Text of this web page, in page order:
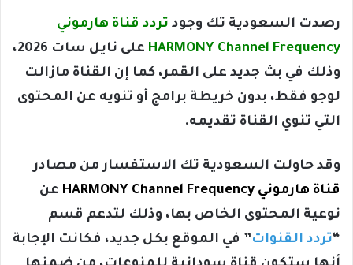
رصدت السعودية تك وجود تردد قناة هارموني
HARMONY Channel Frequency
على نايل سات 2026،
وذلك في بث جديد على القمر، كما إن القناة مازالت
لوجو فقط، بدون خريطة برامج أو تنويه عن المحتوى
التي تنوي القناة تقديمه.
وقد حاولت السعودية تك الاستفسار من مصادر
قناة هارموني HARMONY Channel Frequency
عن
نوعية المحتوى الخاص بها، وذلك لتدعم قسم
“تردد القنوات” في الموقع بكل جديد، فكانت الإجابة